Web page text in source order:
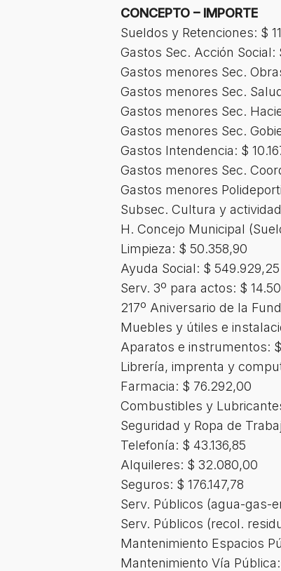
CONCEPTO – IMPORTE
Sueldos y Retenciones: $
Gastos Sec. Acción Social:
Gastos menores Sec.
Gastos menores Sec.
Gastos menores Sec.
Gastos menores Sec.
Gastos Intendencia: $
Gastos menores Sec.
Gastos menores
Subsec. Cultura y
H. Concejo Municipal
Limpieza: $ 50.358,90
Ayuda Social: $ 549.929,25
Serv. 3º para actos: $
217º Aniversario de la
Muebles y útiles e
Aparatos e instrumentos:
Librería, imprenta y
Farmacia: $ 76.292,00
Combustibles y
Seguridad y Ropa de
Telefonía: $ 43.136,85
Alquileres: $ 32.080,00
Seguros: $ 176.147,78
Serv. Públicos (agua-gas-
Serv. Públicos (recol.
Mantenimiento Espacios
Mantenimiento Vía